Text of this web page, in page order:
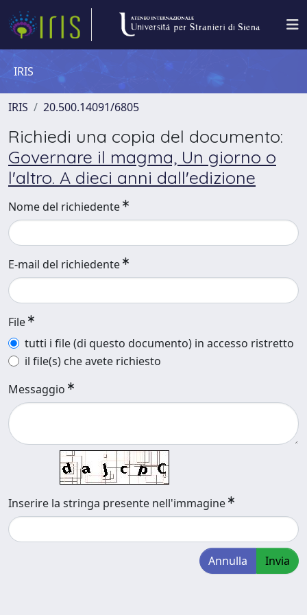
IRIS
IRIS 20.500.14091/6805
Richiedi una copia del documento:
Governare il magma, Un giorno o
l'altro. A dieci anni dall'edizione
Nome del richiedente
E-mail del richiedente
File
tutti i file (di questo documento) in accesso ristretto
il file(s) che avete richiesto
Messaggio
Inserire la stringa presente nell'immagine
Annulla Invia